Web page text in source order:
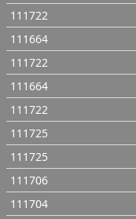
111722
111664
111722
111664
111722
111725
111725
111706
111704